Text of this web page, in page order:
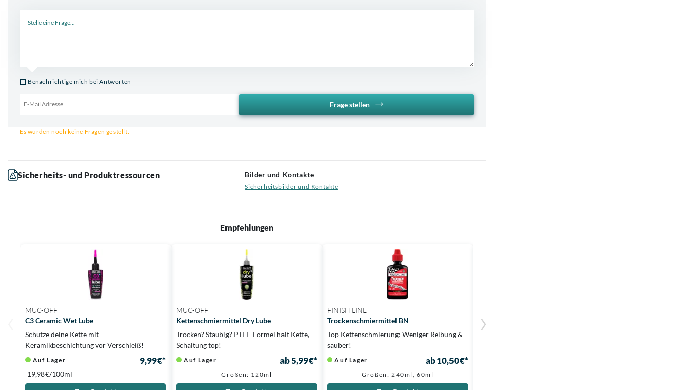
Benachrichtige mich bei Antworten
Frage stellen
Es wurden noch keine Fragen gestellt.
Sicherheits- und Produktressourcen Bilder und Kontakte
Sicherheitsbilder und Kontakte
Empfehlungen
MUC-OFF
C3 Ceramic Wet Lube
Schütze deine Kette mit
Keramikbeschichtung vor Verschleiß!
Auf Lager 9,99 €*
19,98 €/100ml
MUC-OFF
Kettenschmiermittel Dry Lube
Trocken? Staubig? PTFE-Formel hält Kette,
Schaltung top!
Auf Lager ab 5,99 €*
Größen: 120ml
FINISH LINE
Trockenschmiermittel BN
Top Kettenschmierung: Weniger Reibung &
sauber!
Auf Lager ab 10,50 €*
Größen: 240ml, 60ml
Kettenschmiermittel Wet Lube